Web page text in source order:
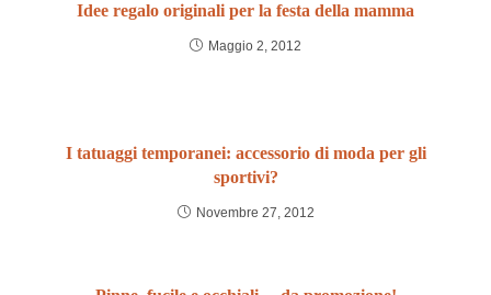
Idee regalo originali per la festa della mamma
Maggio 2, 2012
I tatuaggi temporanei: accessorio di moda per gli
sportivi?
Novembre 27, 2012